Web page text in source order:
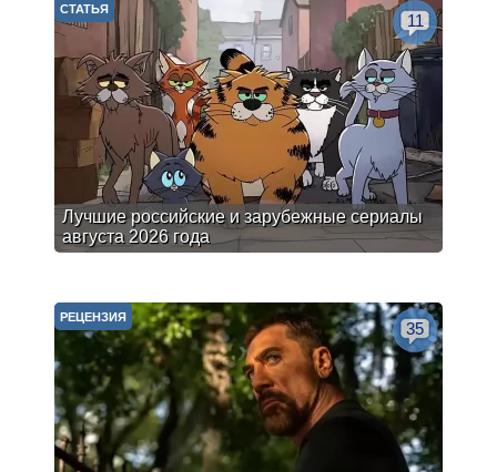
Лучшие российские и зарубежные сериалы
августа 2026 года
СТАТЬЯ
11
РЕЦЕНЗИЯ
35